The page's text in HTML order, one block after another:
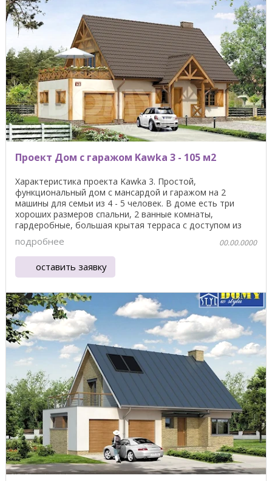
Проект Дом с гаражом Kawka 3 - 105 м2
Характеристика проекта Kawka 3. Простой,
функциональный дом с мансардой и гаражом на 2
машины для семьи из 4 - 5 человек. В доме есть три
хороших размеров спальни, 2 ванные комнаты,
гардеробные, большая крытая терраса с доступом из
гостиной на ...
подробнее 00.00.0000
оставить заявку